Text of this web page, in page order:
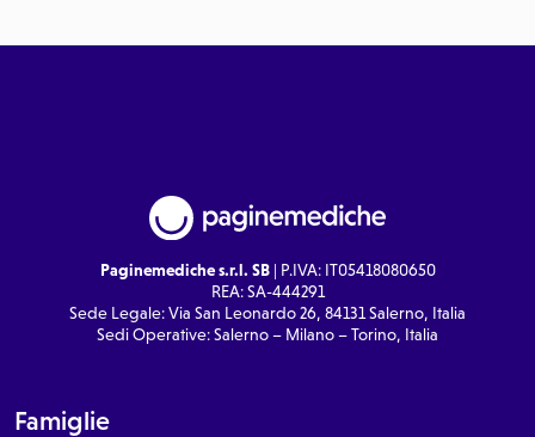
Paginemediche s.r.l. SB| P.IVA: IT05418080650
REA: SA-444291
Sede Legale: Via San Leonardo 26, 84131 Salerno, Italia
Sedi Operative: Salerno – Milano – Torino, Italia
Famiglie